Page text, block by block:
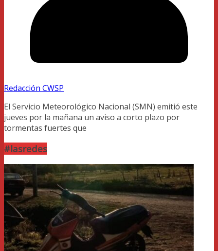
Redacción CWSP
El Servicio Meteorológico Nacional (SMN) emitió este
jueves por la mañana un aviso a corto plazo por
tormentas fuertes que
#lasredes